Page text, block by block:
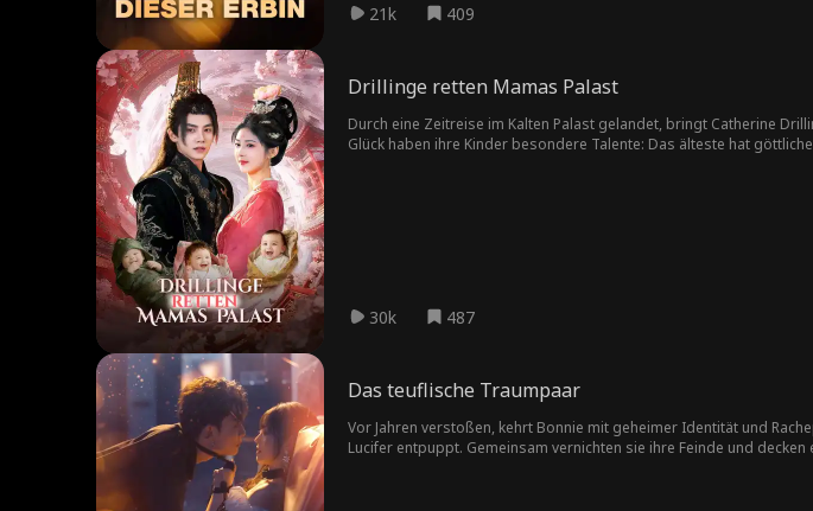
21k 409
Drillinge retten Mamas Palast
Durch eine Zeitreise im Kalten Palast gelandet, bringt Catherine
Glück haben ihre Kinder besondere Talente: Das älteste hat
30k 487
Das teuflische Traumpaar
Vor Jahren verstoßen, kehrt Bonnie mit geheimer Identität und
Lucifer entpuppt. Gemeinsam vernichten sie ihre Feinde und decken